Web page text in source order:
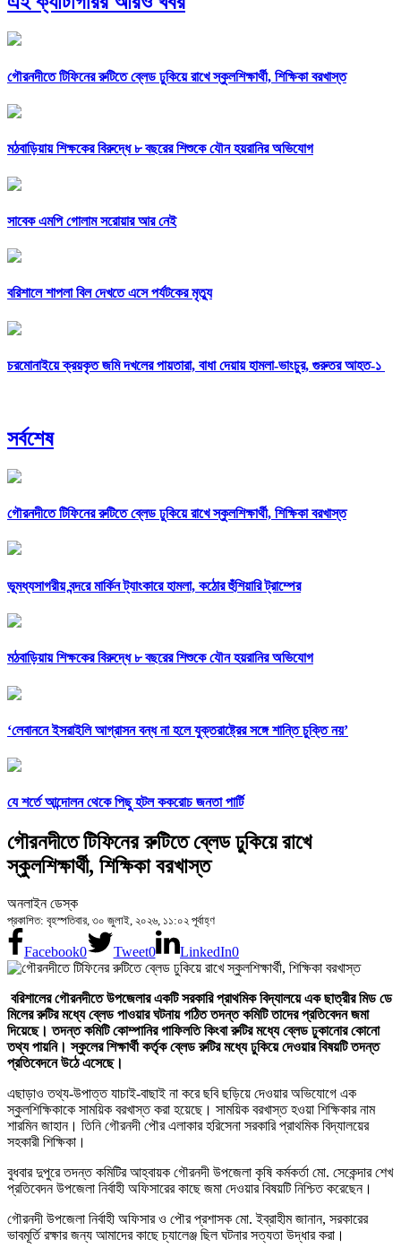
গৌরনদীতে টিফিনের রুটিতে ব্লেড ঢুকিয়ে রাখে স্কুলশিক্ষার্থী, শিক্ষিকা বরখাস্ত
মঠবাড়িয়ায় শিক্ষকের বিরুদ্ধে ৮ বছরের শিশুকে যৌন হয়রানির অভিযোগ
সাবেক এমপি গোলাম সরোয়ার আর নেই
বরিশালে শাপলা বিল দেখতে এসে পর্যটকের মৃত্যু
চরমোনাইয়ে ক্রয়কৃত জমি দখলের পায়তারা, বাধা দেয়ায় হামলা-ভাংচুর, গুরুতর আহত-১
সর্বশেষ
গৌরনদীতে টিফিনের রুটিতে ব্লেড ঢুকিয়ে রাখে স্কুলশিক্ষার্থী, শিক্ষিকা বরখাস্ত
ভূমধ্যসাগরীয় বন্দরে মার্কিন ট্যাংকারে হামলা, কঠোর হুঁশিয়ারি ট্রাম্পের
মঠবাড়িয়ায় শিক্ষকের বিরুদ্ধে ৮ বছরের শিশুকে যৌন হয়রানির অভিযোগ
‘লেবাননে ইসরাইলি আগ্রাসন বন্ধ না হলে যুক্তরাষ্ট্রের সঙ্গে শান্তি চুক্তি নয়’
যে শর্তে আন্দোলন থেকে পিছু হটল ককরোচ জনতা পার্টি
গৌরনদীতে টিফিনের রুটিতে ব্লেড ঢুকিয়ে রাখে
স্কুলশিক্ষার্থী, শিক্ষিকা বরখাস্ত
অনলাইন ডেস্ক
প্রকাশিত: বৃহস্পতিবার, ৩০ জুলাই, ২০২৬, ১১:০২ পূর্বাহ্ণ
Facebook0 Tweet0 LinkedIn0
বরিশালের গৌরনদীতে উপজেলার একটি সরকারি প্রাথমিক বিদ্যালয়ে এক ছাত্রীর মিড ডে
মিলের রুটির মধ্যে ব্লেড পাওয়ার ঘটনায় গঠিত তদন্ত কমিটি তাদের প্রতিবেদন জমা
দিয়েছে। তদন্ত কমিটি কোম্পানির গাফিলতি কিংবা রুটির মধ্যে ব্লেড ঢুকানোর কোনো
তথ্য পায়নি। স্কুলের শিক্ষার্থী কর্তৃক ব্লেড রুটির মধ্যে ঢুকিয়ে দেওয়ার বিষয়টি তদন্ত
প্রতিবেদনে উঠে এসেছে।
এছাড়াও তথ্য-উপাত্ত যাচাই-বাছাই না করে ছবি ছড়িয়ে দেওয়ার অভিযোগে এক
স্কুলশিক্ষিকাকে সাময়িক বরখাস্ত করা হয়েছে। সাময়িক বরখাস্ত হওয়া শিক্ষিকার নাম
শারমিন জাহান। তিনি গৌরনদী পৌর এলাকার হরিসেনা সরকারি প্রাথমিক বিদ্যালয়ের
সহকারী শিক্ষিকা।
বুধবার দুপুরে তদন্ত কমিটির আহ্বায়ক গৌরনদী উপজেলা কৃষি কর্মকর্তা মো. সেকেন্দার শেখ
প্রতিবেদন উপজেলা নির্বাহী অফিসারের কাছে জমা দেওয়ার বিষয়টি নিশ্চিত করেছেন।
গৌরনদী উপজেলা নির্বাহী অফিসার ও পৌর প্রশাসক মো. ইব্রাহীম জানান, সরকারের
ভাবমূর্তি রক্ষার জন্য আমাদের কাছে চ্যালেঞ্জ ছিল ঘটনার সত্যতা উদ্ধার করা।